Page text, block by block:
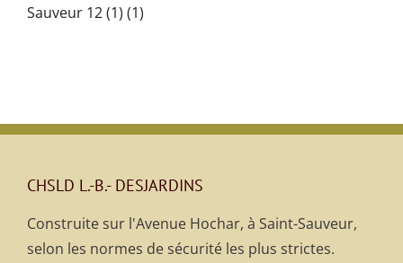
Sauveur 12 (1) (1)
CHSLD L.-B.- DESJARDINS
Construite sur l'Avenue Hochar, à Saint-Sauveur,
selon les normes de sécurité les plus strictes.